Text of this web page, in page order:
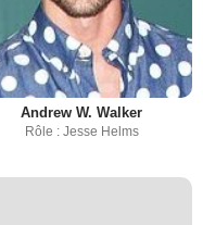
Andrew W. Walker
Rôle : Jesse Helms